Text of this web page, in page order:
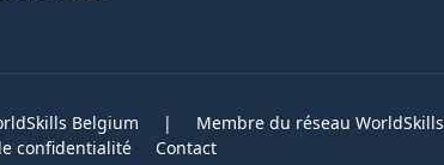
Belgium | Membre du réseau WorldSkills
confidentialité
Contact